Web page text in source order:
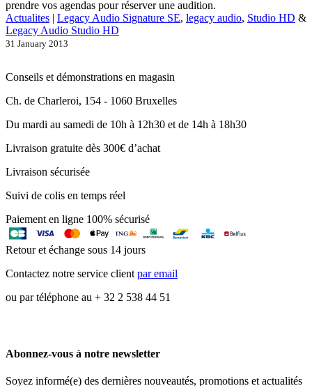
prendre vos agendas pour réserver une audition.
Actualites | Legacy Audio Signature SE, legacy audio, Studio HD &
Legacy Audio Studio HD
31 January 2013
Conseils et démonstrations en magasin
Ch. de Charleroi, 154 - 1060 Bruxelles
Du mardi au samedi de 10h à 12h30 et de 14h à 18h30
Livraison gratuite dès 300€ d’achat
Livraison sécurisée
Suivi de colis en temps réel
Paiement en ligne 100% sécurisé
Retour et échange sous 14 jours
Contactez notre service clientpar email
ou par téléphone au + 32 2 538 44 51
Abonnez-vous à notre newsletter
Soyez informé(e) des dernières nouveautés, promotions et actualités